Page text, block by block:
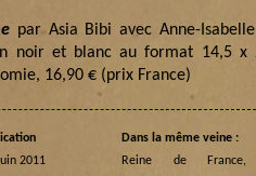
par Asia Bibi avec Anne-
noir et blanc au format 14,5 x
16,90 € (prix France)
2011
Dans la même veine :
Reine de